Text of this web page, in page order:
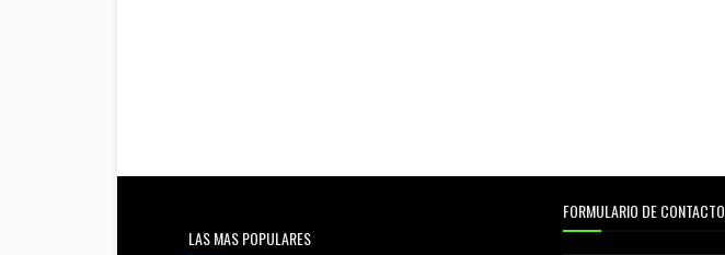
LAS MAS POPULARES
FORMULARIO DE CONTACTO